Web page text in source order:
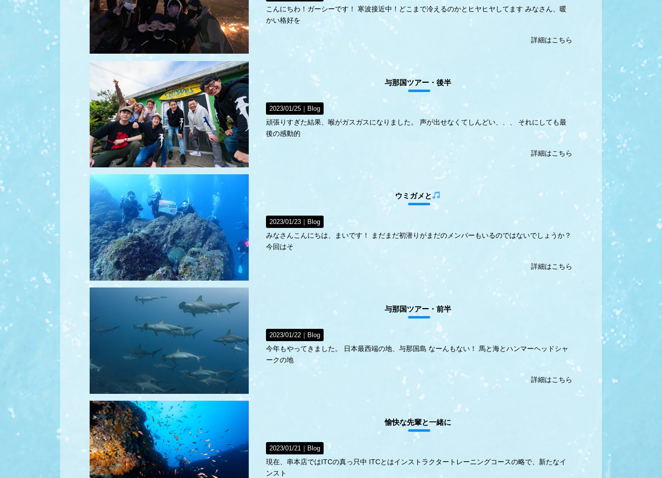
こんにちわ！ガーシーです！ 寒波接近中！どこまで冷えるのかとヒヤヒヤしてます みなさん、暖
かい格好を
詳細はこちら
与那国ツアー・後半
2023/01/25｜ Blog
頑張りすぎた結果、喉がガスガスになりました。 声が出せなくてしんどい、、、 それにしても最
後の感動的
詳細はこちら
ウミガメと
2023/01/23｜ Blog
みなさんこんにちは、まいです！ まだまだ初潜りがまだのメンバーもいるのではないでしょうか？
今回はそ
詳細はこちら
与那国ツアー・前半
2023/01/22｜ Blog
今年もやってきました。 日本最西端の地、与那国島 なーんもない！ 馬と海とハンマーヘッドシャ
ークの地
詳細はこちら
愉快な先輩と一緒に
2023/01/21｜ Blog
現在、串本店ではITCの真っ只中 ITCとはインストラクタートレーニングコースの略で、新たなイ
ンスト